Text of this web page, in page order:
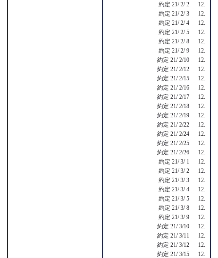
約定 21/ 2/ 2 12.
約定 21/ 2/ 3 12.
約定 21/ 2/ 4 12.
約定 21/ 2/ 5 12.
約定 21/ 2/ 8 12.
約定 21/ 2/ 9 12.
約定 21/ 2/10 12.
約定 21/ 2/12 12.
約定 21/ 2/15 12.
約定 21/ 2/16 12.
約定 21/ 2/17 12.
約定 21/ 2/18 12.
約定 21/ 2/19 12.
約定 21/ 2/22 12.
約定 21/ 2/24 12.
約定 21/ 2/25 12.
約定 21/ 2/26 12.
約定 21/ 3/ 1 12.
約定 21/ 3/ 2 12.
約定 21/ 3/ 3 12.
約定 21/ 3/ 4 12.
約定 21/ 3/ 5 12.
約定 21/ 3/ 8 12.
約定 21/ 3/ 9 12.
約定 21/ 3/10 12.
約定 21/ 3/11 12.
約定 21/ 3/12 12.
約定 21/ 3/15 12.